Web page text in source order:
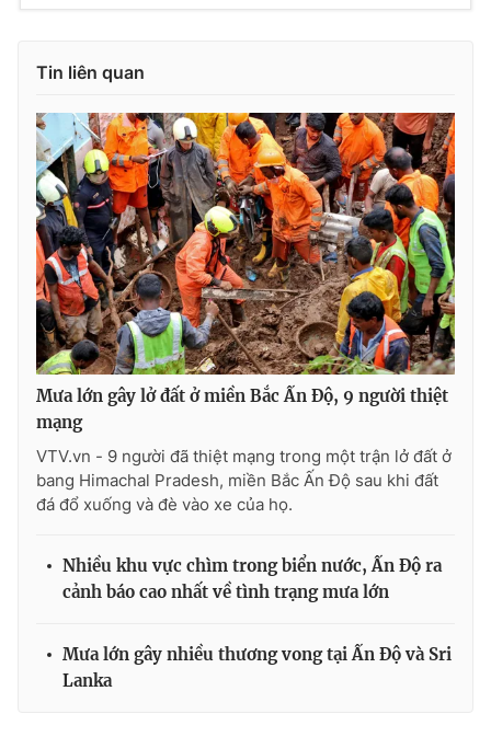
Tin liên quan
Mưa lớn gây lở đất ở miền Bắc Ấn Độ, 9 người thiệt
mạng
VTV.vn - 9 người đã thiệt mạng trong một trận lở đất ở
bang Himachal Pradesh, miền Bắc Ấn Độ sau khi đất
đá đổ xuống và đè vào xe của họ.
Nhiều khu vực chìm trong biển nước, Ấn Độ ra
cảnh báo cao nhất về tình trạng mưa lớn
Mưa lớn gây nhiều thương vong tại Ấn Độ và Sri
Lanka